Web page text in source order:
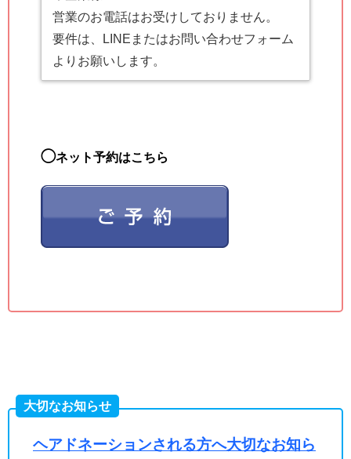
営業のお電話はお受けしておりません。
要件は、LINEまたはお問い合わせフォーム
よりお願いします。
◯ネット予約はこちら
大切なお知らせ
ヘアドネーションされる方へ大切なお知ら